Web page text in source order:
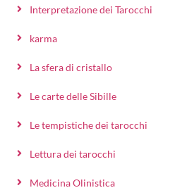
Interpretazione dei Tarocchi
karma
La sfera di cristallo
Le carte delle Sibille
Le tempistiche dei tarocchi
Lettura dei tarocchi
Medicina Olinistica